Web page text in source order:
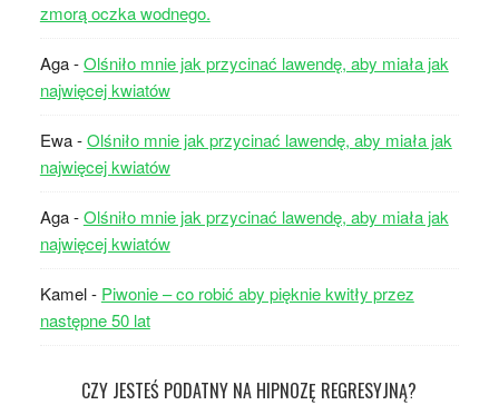
zmorą oczka wodnego.
Aga-Olśniło mnie jak przycinać lawendę, aby miała jak
najwięcej kwiatów
Ewa-Olśniło mnie jak przycinać lawendę, aby miała jak
najwięcej kwiatów
Aga-Olśniło mnie jak przycinać lawendę, aby miała jak
najwięcej kwiatów
Kamel- Piwonie – co robić aby pięknie kwitły przez
następne 50 lat
CZY JESTEŚ PODATNY NA HIPNOZĘ REGRESYJNĄ?